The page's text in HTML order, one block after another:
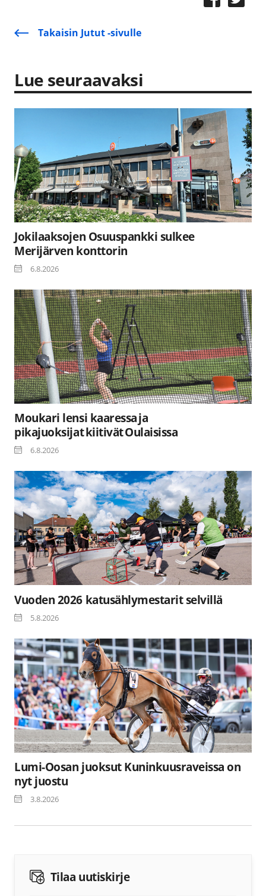
Takaisin Jutut -sivulle
Lue seuraavaksi
Jokilaaksojen Osuuspankki sulkee
Merijärven konttorin
6.8.2026
Moukari lensi kaaressa ja
pikajuoksijat kiitivät Oulaisissa
6.8.2026
Vuoden 2026 katusählymestarit selvillä
5.8.2026
Lumi-Oosan juoksut Kuninkuusraveissa on
nyt juostu
3.8.2026
Tilaa uutiskirje